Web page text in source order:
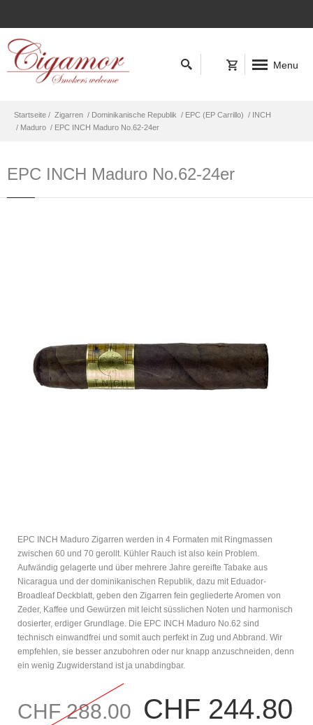
Menu
Startseite / Zigarren / Dominikanische Republik / EPC (EP Carrillo) / INCH
/ Maduro / EPC INCH Maduro No.62-24er
EPC INCH Maduro No.62-24er
EPC INCH Maduro Zigarren werden in 4 Formaten mit Ringmassen
zwischen 60 und 70 gerollt. Kühler Rauch ist also kein Problem.
Aufwändig gelagerte und über mehrere Jahre gereifte Tabake aus
Nicaragua und der dominikanischen Republik, dazu mit Eduador-
Broadleaf Deckblatt, geben den Zigarren fein gegliederte Aromen von
Zeder, Kaffee und Gewürzen mit leicht süsslichen Noten und harmonisch
dosierter, erdiger Grundlage. Die EPC INCH Maduro No.62 sind
technisch einwandfrei und somit auch perfekt in Zug und Abbrand. Wir
empfehlen, sie besser anzubohren oder nur knapp anzuschneiden, denn
ein wenig Zugwiderstand ist ja unabdingbar.
CHF 288.00 CHF 244.80